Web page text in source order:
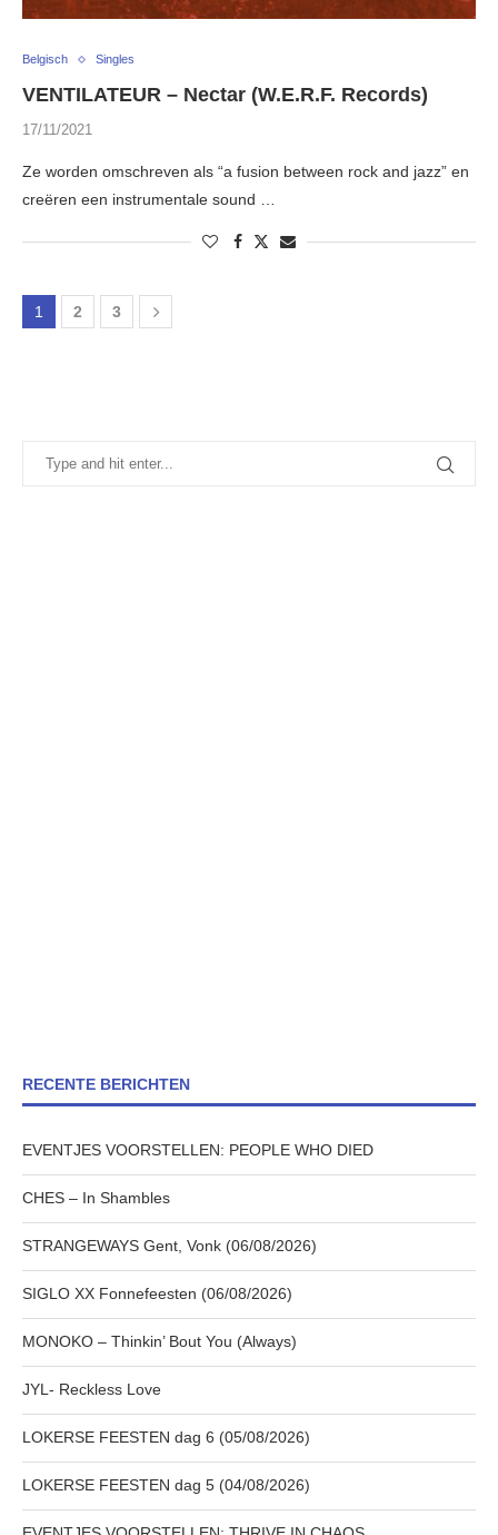
Belgisch Singles
VENTILATEUR – Nectar (W.E.R.F. Records)
17/11/2021
Ze worden omschreven als “a fusion between rock and jazz” en
creëren een instrumentale sound …
1 2 3
RECENTE BERICHTEN
EVENTJES VOORSTELLEN: PEOPLE WHO DIED
CHES – In Shambles
STRANGEWAYS Gent, Vonk (06/08/2026)
SIGLO XX Fonnefeesten (06/08/2026)
MONOKO – Thinkin’ Bout You (Always)
JYL- Reckless Love
LOKERSE FEESTEN dag 6 (05/08/2026)
LOKERSE FEESTEN dag 5 (04/08/2026)